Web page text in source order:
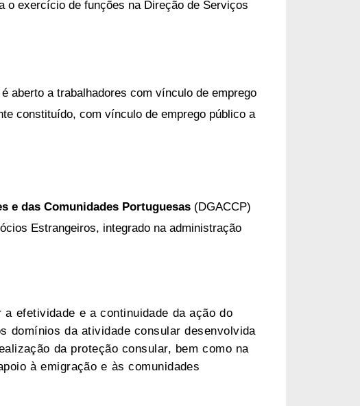
o exercício de funções na Direção de Serviços
aberto a trabalhadores com vínculo de emprego
constituído, com vínculo de emprego público a
e das Comunidades Portuguesas (DGACCP)
Estrangeiros, integrado na administração
a efetividade e a continuidade da ação do
domínios da atividade consular desenvolvida
da proteção consular, bem como na
à emigração e às comunidades